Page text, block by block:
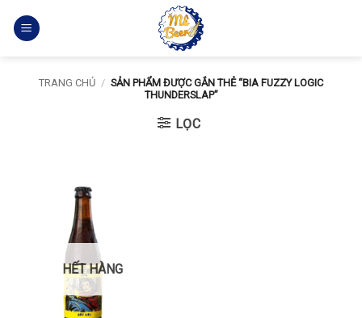
qua
TRANG CHỦ / SẢN PHẨM ĐƯỢC GẮN THẺ “BIA FUZZY LOGIC
THUNDERSLAP”
LỌC
HẾT HÀNG